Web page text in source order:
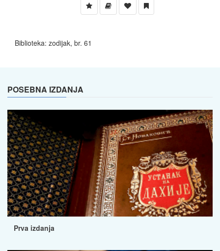
Biblioteka: zodijak, br. 61
POSEBNA IZDANJA
Prva izdanja